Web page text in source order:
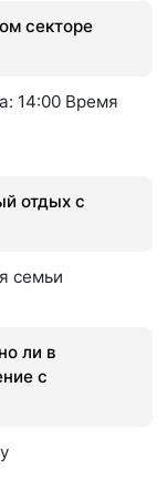
секторе
14:00 Время
отдых с
семьи
ли в
с